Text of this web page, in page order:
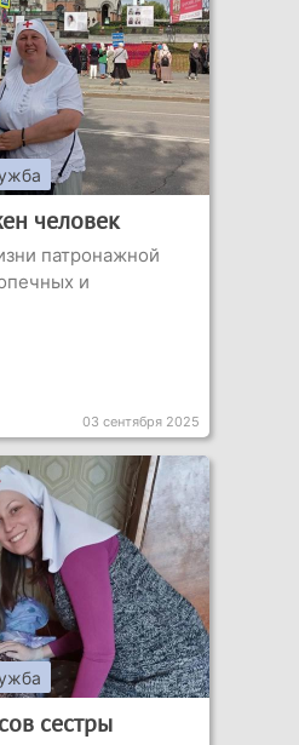
человек
патронажной
и
03 сентября 2025
сестры